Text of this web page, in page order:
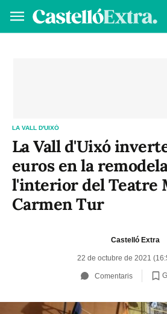
LA VALL D'UIXÓ
La Vall d'Uixó
euros en la
l'interior del Teatre
Carmen Tur
Castelló Extra
22 de octubre de 2021
Comentaris